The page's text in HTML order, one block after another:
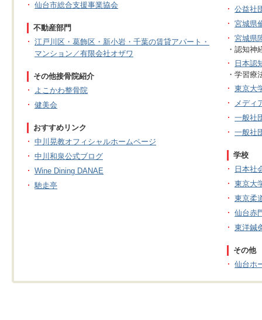
仙台市総合支援事業協会
不動産部門
江戸川区・葛飾区・新小岩・千葉の賃貸アパート・
マンション／有限会社オザワ
その他接骨院紹介
よこかわ整骨院
健美会
おすすめリンク
中川晃教オフィシャルホームページ
中川和泉公式ブログ
Wine Dining DANAE
馳走亭
公益社
宮城県
宮城県
・認知神
日本認
・学習療
東京大
メディ
一般社
一般社
学校
日本社
東京大
東京柔
仙台赤
東洋鍼
その他
仙台ホ